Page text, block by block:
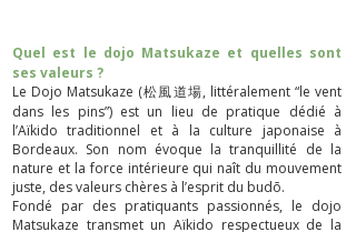
Quel est le dojo Matsukaze et quelles sont
ses valeurs ?
Le Dojo Matsukaze (松風道場, littéralement “le vent
dans les pins”) est un lieu de pratique dédié à
l’Aïkido traditionnel et à la culture japonaise à
Bordeaux. Son nom évoque la tranquillité de la
nature et la force intérieure qui naît du mouvement
juste, des valeurs chères à l’esprit du budō.
Fondé par des pratiquants passionnés, le dojo
Matsukaze transmet un Aïkido respectueux de la